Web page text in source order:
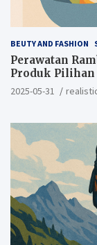
BEUTY AND FASHION
Perawatan
Produk Pilihan
2025-05-31